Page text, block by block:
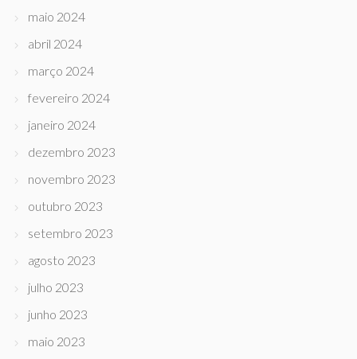
maio 2024
abril 2024
março 2024
fevereiro 2024
janeiro 2024
dezembro 2023
novembro 2023
outubro 2023
setembro 2023
agosto 2023
julho 2023
junho 2023
maio 2023